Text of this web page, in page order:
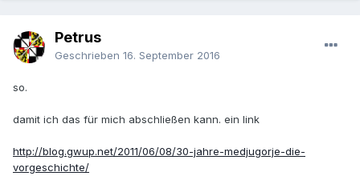
Petrus
Geschrieben 16. September 2016
so.
damit ich das für mich abschließen kann. ein link
http://blog.gwup.net/2011/06/08/30-jahre-medjugorje-die-
vorgeschichte/